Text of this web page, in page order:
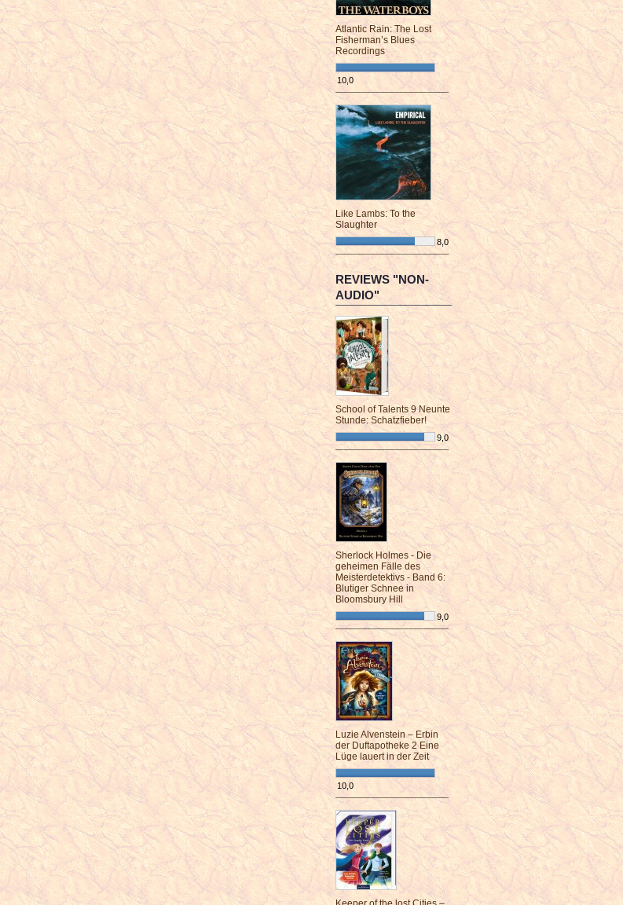
Atlantic Rain: The Lost
Fisherman’s Blues
Recordings
10,0
¯¯¯¯¯¯¯¯¯¯¯¯¯¯¯¯¯¯¯¯¯¯¯¯
Like Lambs: To the
Slaughter
8,0
¯¯¯¯¯¯¯¯¯¯¯¯¯¯¯¯¯¯¯¯¯¯¯¯
REVIEWS "NON-
AUDIO"
School of Talents 9 Neunte
Stunde: Schatzfieber!
9,0
¯¯¯¯¯¯¯¯¯¯¯¯¯¯¯¯¯¯¯¯¯¯¯¯
Sherlock Holmes - Die
geheimen Fälle des
Meisterdetektivs - Band 6:
Blutiger Schnee in
Bloomsbury Hill
9,0
¯¯¯¯¯¯¯¯¯¯¯¯¯¯¯¯¯¯¯¯¯¯¯¯
Luzie Alvenstein – Erbin
der Duftapotheke 2 Eine
Lüge lauert in der Zeit
10,0
¯¯¯¯¯¯¯¯¯¯¯¯¯¯¯¯¯¯¯¯¯¯¯¯